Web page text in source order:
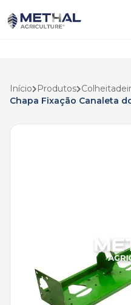
Início Produtos
Chapa Fixação Canaleta